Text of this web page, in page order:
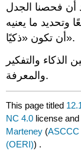
أن فحصنا الجدل
وتحديد ما يعنيه
أن تكون «ذكيًا».
الذكاء والتفكير
والمعرفة.
This page titled
NC 4.0 license
Marteney (ASCCC
(OERI)) .